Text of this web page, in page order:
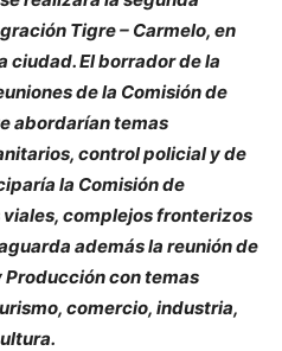
Tigre – Carmelo, en
ciudad. El borrador de la
de la Comisión de
abordarían temas
control policial y de
la Comisión de
complejos fronterizos
además la reunión de
Producción con temas
comercio, industria,